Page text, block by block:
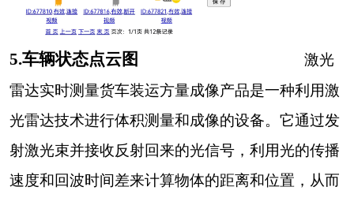
5.车辆状态点云图 激光
雷达实时测量货车装运方量成像产品是一种利用激
光雷达技术进行体积测量和成像的设备。它通过发
射激光束并接收反射回来的光信号，利用光的传播
速度和回波时间差来计算物体的距离和位置，从而